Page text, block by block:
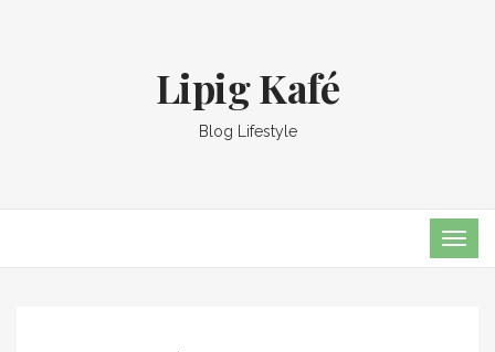
Lipig Kafé
Blog Lifestyle